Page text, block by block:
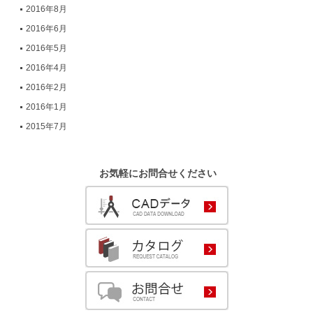
2016年8月
2016年6月
2016年5月
2016年4月
2016年2月
2016年1月
2015年7月
お気軽にお問合せください